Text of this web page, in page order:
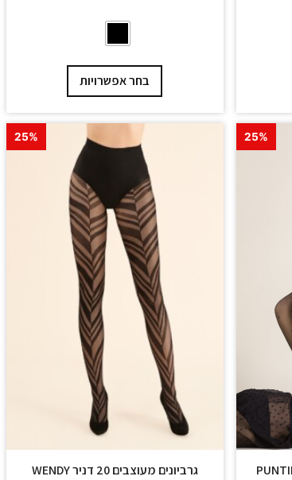
בחר אפשרויות
25%
25%
גרביונים מעוצבים 20 דניר WENDY